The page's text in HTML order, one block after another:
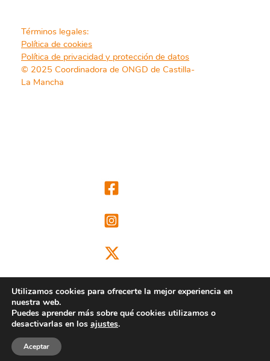
Términos legales:
Política de cookies
Política de privacidad y protección de datos
© 2025 Coordinadora de ONGD de Castilla-
La Mancha
@ongdclm
Utilizamos cookies para ofrecerte la mejor experiencia en
nuestra web.
Puedes aprender más sobre qué cookies utilizamos o
desactivarlas en los ajustes.
Aceptar